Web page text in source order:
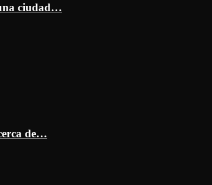
ciudad…
de…